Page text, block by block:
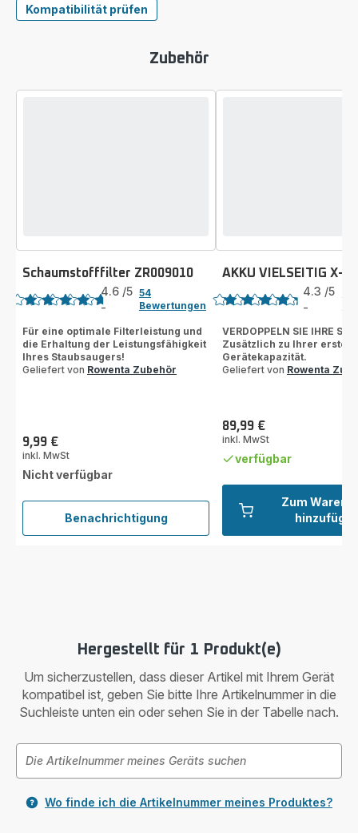
Kompatibilität prüfen
Zubehör
BenachrichtigungSchaumstofffilter
Schaumstofffilter ZR009010
Bewertung
4.6 /5
-
54
Bewertungen
Für eine optimale Filterleistung und
die Erhaltung der Leistungsfähigkeit
Ihres Staubsaugers!
Geliefert von Rowenta Zubehör
Preis
9,99 €
inkl. MwSt
Nicht verfügbar
Zum
AKKU VIELSEITIG X-
Bewertung
4.3 /5
-
VERDOPPELN SIE IHRE
Zusätzlich zu Ihrer ersten
Gerätekapazität.
Geliefert von Rowenta
Preis
89,99 €
inkl. MwSt
verfügbar
Hergestellt für 1 Produkt(e)
Um sicherzustellen, dass dieser Artikel mit Ihrem Gerät
kompatibel ist, geben Sie bitte Ihre Artikelnummer in die
Suchleiste unten ein oder sehen Sie in der Tabelle nach.
Wo finde ich die Artikelnummer meines Produktes?